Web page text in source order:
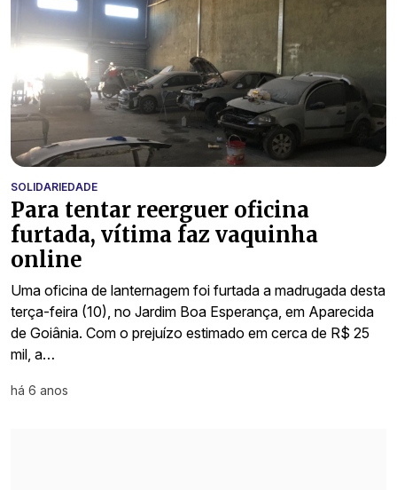
SOLIDARIEDADE
Para tentar reerguer oficina
furtada, vítima faz vaquinha
online
Uma oficina de lanternagem foi furtada a madrugada desta
terça-feira (10), no Jardim Boa Esperança, em Aparecida
de Goiânia. Com o prejuízo estimado em cerca de R$ 25
mil, a…
há 6 anos